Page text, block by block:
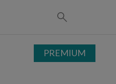
PREMIUM